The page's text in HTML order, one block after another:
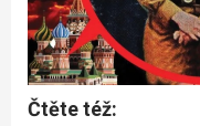
Čtěte též: